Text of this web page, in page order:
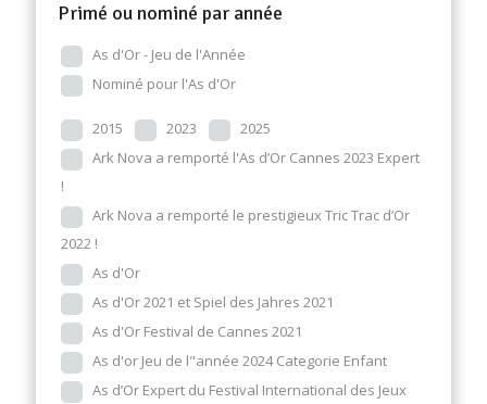
Primé ou nominé par année
As d'Or - Jeu de l'Année
Nominé pour l'As d'Or
2015 2023
2025
Ark Nova a remporté l'As d’Or Cannes 2023 Expert
!
Ark Nova a remporté le prestigieux Tric Trac d’Or
2022 !
As d'Or
As d'Or 2021 et Spiel des Jahres 2021
As d'Or Festival de Cannes 2021
As d'or Jeu de l"année 2024 Categorie Enfant
As d’Or Expert du Festival International des Jeux